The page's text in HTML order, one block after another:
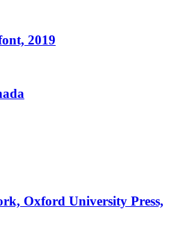
2019
Oxford University Press,